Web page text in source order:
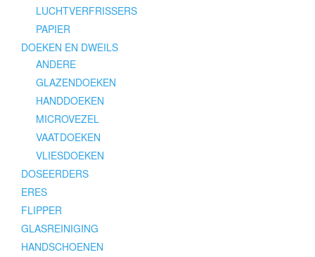
LUCHTVERFRISSERS
PAPIER
DOEKEN EN DWEILS
ANDERE
GLAZENDOEKEN
HANDDOEKEN
MICROVEZEL
VAATDOEKEN
VLIESDOEKEN
DOSEERDERS
ERES
FLIPPER
GLASREINIGING
HANDSCHOENEN